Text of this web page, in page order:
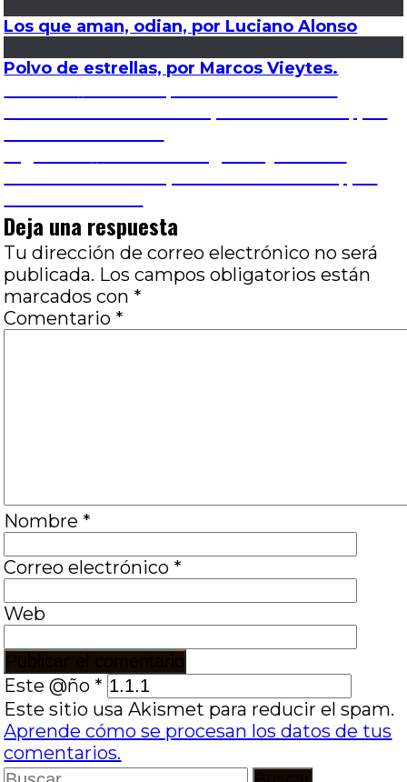
Los que aman, odian, por Luciano Alonso
Polvo de estrellas, por Marcos Vieytes.
Navegación
de
entradas
Deja una respuesta
Tu dirección de correo electrónico no será
publicada. Los campos obligatorios están
marcados con *
Comentario *
Nombre *
Correo electrónico *
Web
Este @ño *
Este sitio usa Akismet para reducir el spam.
Aprende cómo se procesan los datos de tus
comentarios.